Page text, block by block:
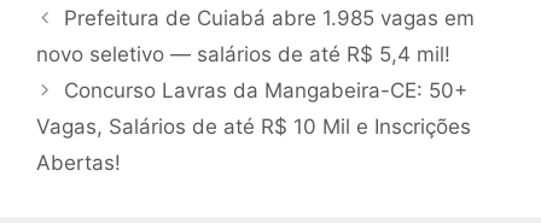
Prefeitura de Cuiabá abre 1.985 vagas em
novo seletivo — salários de até R$ 5,4 mil!
Concurso Lavras da Mangabeira-CE: 50+
Vagas, Salários de até R$ 10 Mil e Inscrições
Abertas!